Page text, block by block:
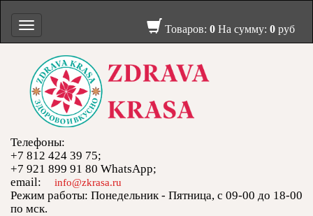
Товаров: 0 На сумму: 0 руб
Toggle
navigation
Телефоны:
+7 812 424 39 75;
+7 921 899 91 80 WhatsApp;
email:
info@zkrasa.ru
Режим работы: Понедельник - Пятница, с 09-00 до 18-00
по мск.